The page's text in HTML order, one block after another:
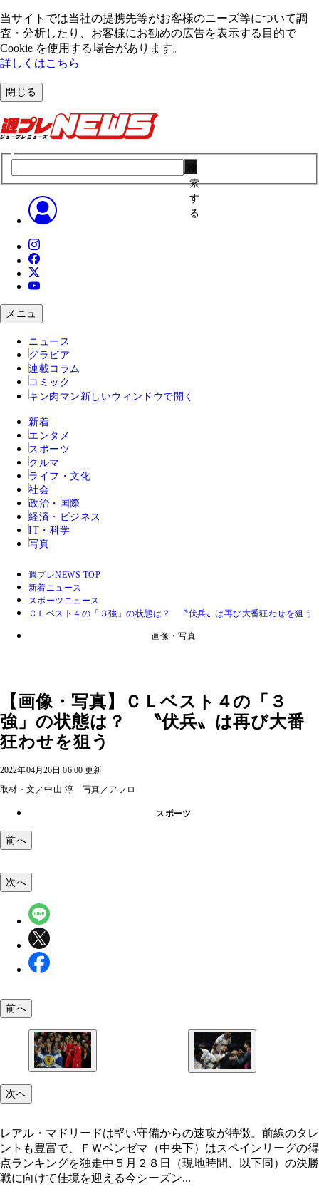
当サイトでは当社の提携先等がお客様のニーズ等について調
査・分析したり、お客様にお勧めの広告を表⽰する⽬的で
Cookie を使⽤する場合があります。
詳しくはこちら
閉じる
索
す
る
メニュ
ニュース
グラビア
連載コラム
コミック
キン肉マン 新しいウィンドウで開く
新着
エンタメ
スポーツ
クルマ
ライフ・文化
社会
政治・国際
経済・ビジネス
IT・科学
写真
週プレNEWS TOP
新着ニュース
スポーツニュース
ＣＬベスト４の「３強」の状態は？ 〝伏兵〟は再び大番狂わせを狙う
画像・写真
【画像・写真】ＣＬベスト４の「３
強」の状態は？ 〝伏兵〟は再び大番
狂わせを狙う
2022年04月26日 06:00 更新
取材・文／中山 淳 写真／アフロ
スポーツ
前へ
次へ
前へ
次へ
レアル・マドリードは堅い守備からの速攻が特徴。前線のタレ
ントも豊富で、ＦＷベンゼマ（中央下）はスペインリーグの得
点ランキングを独走中５月２８日（現地時間、以下同）の決勝
戦に向けて佳境を迎える今シーズン...